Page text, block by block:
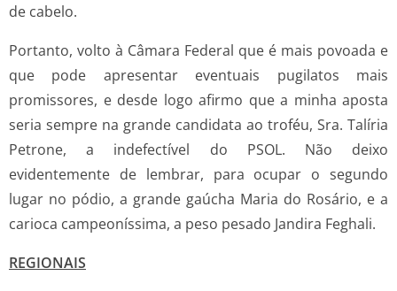
de cabelo.
Portanto, volto à Câmara Federal que é mais povoada e
que pode apresentar eventuais pugilatos mais
promissores, e desde logo afirmo que a minha aposta
seria sempre na grande candidata ao troféu, Sra. Talíria
Petrone, a indefectível do PSOL. Não deixo
evidentemente de lembrar, para ocupar o segundo
lugar no pódio, a grande gaúcha Maria do Rosário, e a
carioca campeoníssima, a peso pesado Jandira Feghali.
REGIONAIS